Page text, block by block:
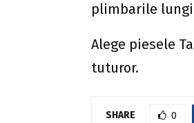
plimbarile lungi
Alege piesele
tuturor.
SHARE 0